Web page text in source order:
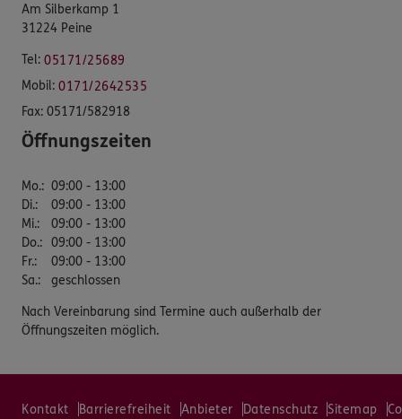
Am Silberkamp 1
31224 Peine
Tel: 05171/25689
Mobil: 0171/2642535
Fax: 05171/582918
Öffnungszeiten
Mo.: 09:00 - 13:00
Di.:
09:00 - 13:00
Mi.:
09:00 - 13:00
Do.: 09:00 - 13:00
Fr.:
09:00 - 13:00
Sa.: geschlossen
Nach Vereinbarung sind Termine auch außerhalb der
Öffnungszeiten möglich.
Kontakt Barrierefreiheit Anbieter Datenschutz Sitemap